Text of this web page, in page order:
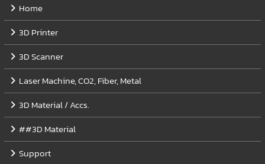
Home
3D Printer
3D Scanner
Laser Machine, CO2, Fiber, Metal
3D Material / Accs.
##3D Material
Support